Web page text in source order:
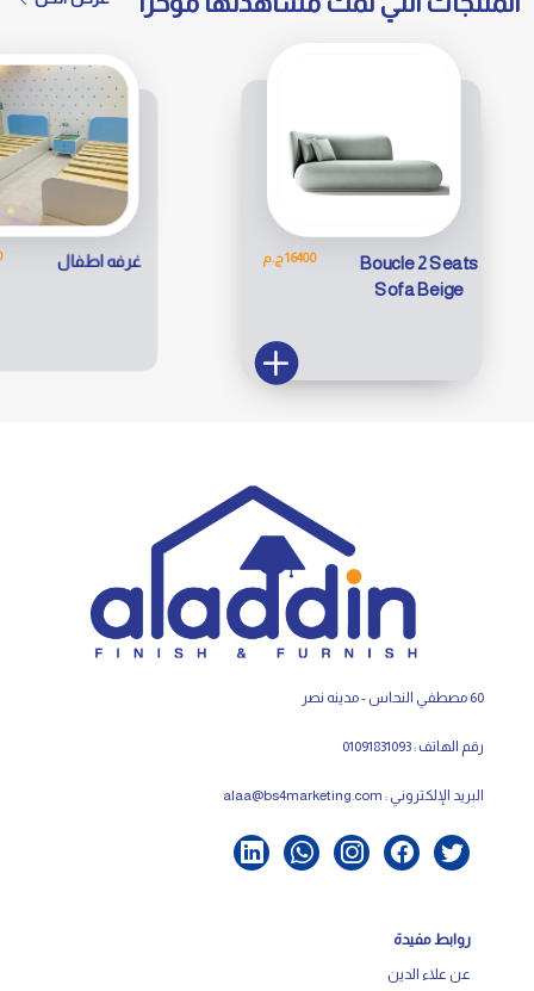
Boucle 2 Seats
Sofa Beige
16400 ج.م غرفه اطفال
60 مصطفي النحاس - مدينه نصر
رقم الهاتف : 01091831093
البريد الإلكتروني : alaa@bs4marketing.com
روابط مفيدة
عن علاء الدين